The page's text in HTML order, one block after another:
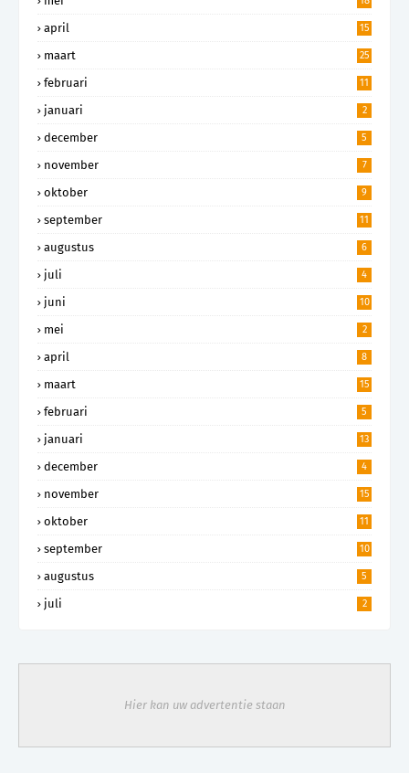
april 15
maart 25
februari 11
januari 2
december 5
november 7
oktober 9
september 11
augustus 6
juli 4
juni 10
mei 2
april 8
maart 15
februari 5
januari 13
december 4
november 15
oktober 11
september 10
augustus 5
juli 2
Hier kan uw advertentie staan